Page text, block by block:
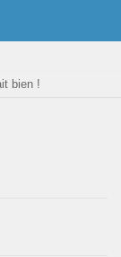
bien !